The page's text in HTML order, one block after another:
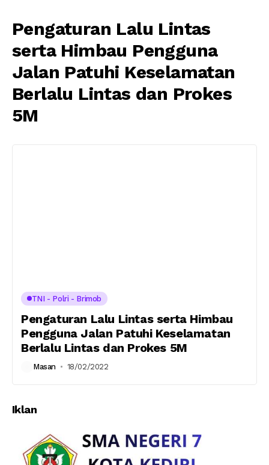
Pengaturan Lalu Lintas
serta Himbau Pengguna
Jalan Patuhi Keselamatan
Berlalu Lintas dan Prokes
5M
TNI - Polri - Brimob
Pengaturan Lalu Lintas serta Himbau
Pengguna Jalan Patuhi Keselamatan
Berlalu Lintas dan Prokes 5M
Masan 18/02/2022
Iklan